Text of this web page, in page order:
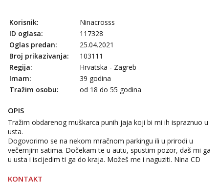
Ivančica
Tel: 064/677-677 - Kod: #108
tel:0,93€ - mob:1,12€ min
Obavijesti me kada se oslobodi
Anđela
tel:0,93€ - mob:1,12€ min
Korisnik:
Ninacrosss
ID oglasa:
117328
Oglas predan:
25.04.2021
Broj prikazivanja:
103111
Regija:
Hrvatska - Zagreb
Imam:
39 godina
Tražim osobu:
od 18 do 55 godina
OPIS
Tražim obdarenog muškarca punih jaja koji bi mi ih ispraznuo u
usta.
Dogovorimo se na nekom mračnom parkingu ili u prirodi u
večernjim satima. Dočekam te u autu, spustim pozor, daš mi ga
u usta i iscijedim ti ga do kraja. Možeš me i naguziti. Nina CD
KONTAKT